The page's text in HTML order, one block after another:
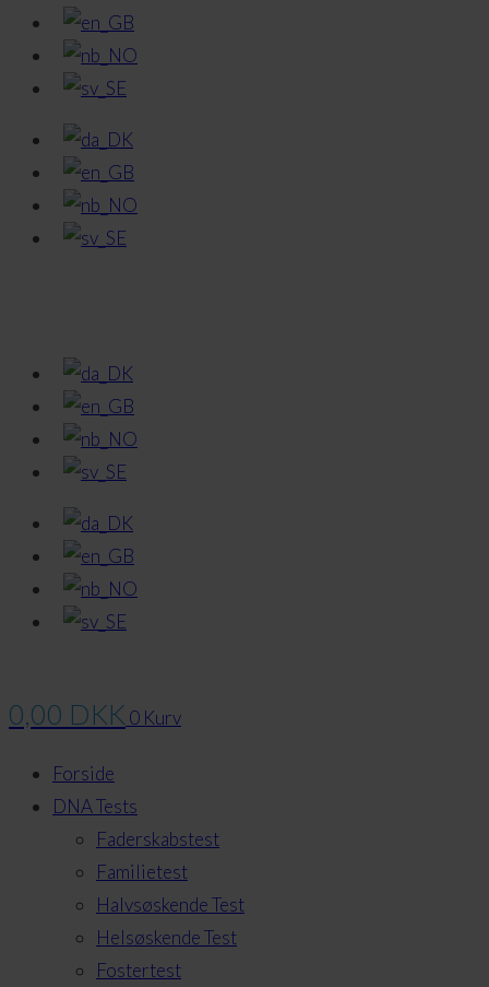
0,00 DKK 0 Kurv
Forside
DNA Tests
Faderskabstest
Familietest
Halvsøskende Test
Helsøskende Test
Fostertest